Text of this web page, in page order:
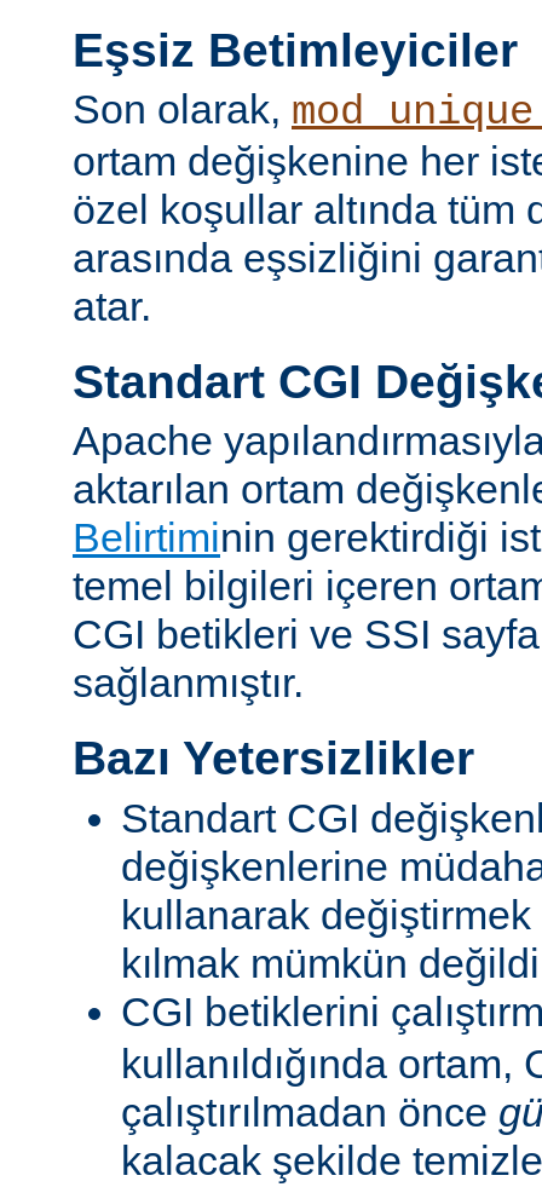
Eşsiz Betimleyiciler
Son olarak,
ortam değişkenine her
özel koşullar altında tüm
arasında eşsizliğini
atar.
Standart CGI
Apache
aktarılan ortam
Belirtiminin gerektirdiği
temel bilgileri içeren
CGI betikleri ve SSI
sağlanmıştır.
Bazı Yetersizlikler
Standart CGI
değişkenlerine
kullanarak
kılmak mümkün
CGI betiklerini
kullanıldığında ortam,
çalıştırılmadan önce
kalacak şekilde